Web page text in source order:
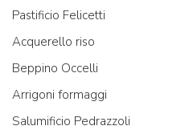
Pastificio Felicetti
Acquerello riso
Beppino Occelli
Arrigoni formaggi
Salumificio Pedrazzoli